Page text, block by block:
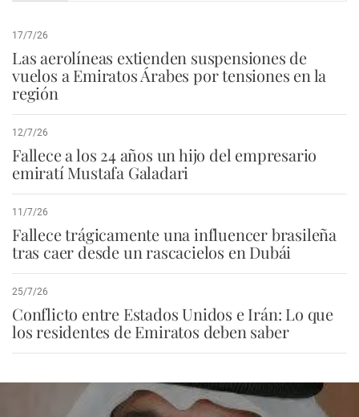
17/7/26
Las aerolíneas extienden suspensiones de
vuelos a Emiratos Árabes por tensiones en la
región
12/7/26
Fallece a los 24 años un hijo del empresario
emiratí Mustafa Galadari
11/7/26
Fallece trágicamente una influencer brasileña
tras caer desde un rascacielos en Dubái
25/7/26
Conflicto entre Estados Unidos e Irán: Lo que
los residentes de Emiratos deben saber